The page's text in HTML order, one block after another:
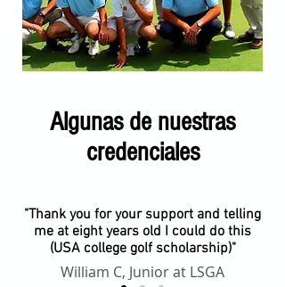
Algunas de nuestras
credenciales
"Thank you for your support and telling
me at eight years old I could do this
(USA college golf scholarship)"
William C, Junior at LSGA